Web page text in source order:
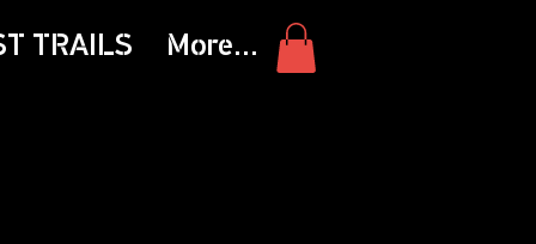
TRAILS More...